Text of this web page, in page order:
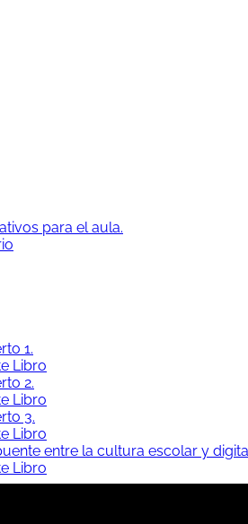
para el aula.
1.
Libro
2.
Libro
3.
Libro
entre la cultura escolar y
Libro